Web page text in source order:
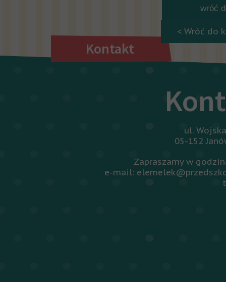
< Wróć do
Kontakt
ul.
05-152
Zapraszamy w
e-mail:
wróć